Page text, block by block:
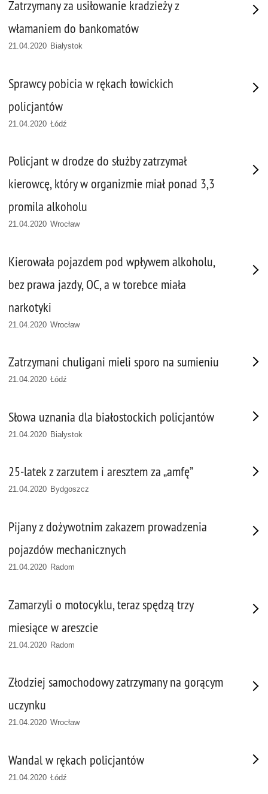
Zatrzymany za usiłowanie kradzieży z
włamaniem do bankomatów
21.04.2020 Białystok
Sprawcy pobicia w rękach łowickich
policjantów
21.04.2020 Łódź
Policjant w drodze do służby zatrzymał
kierowcę, który w organizmie miał ponad 3,3
promila alkoholu
21.04.2020 Wrocław
Kierowała pojazdem pod wpływem alkoholu,
bez prawa jazdy, OC, a w torebce miała
narkotyki
21.04.2020 Wrocław
Zatrzymani chuligani mieli sporo na sumieniu
21.04.2020 Łódź
Słowa uznania dla białostockich policjantów
21.04.2020 Białystok
25-latek z zarzutem i aresztem za „amfę”
21.04.2020 Bydgoszcz
Pijany z dożywotnim zakazem prowadzenia
pojazdów mechanicznych
21.04.2020 Radom
Zamarzyli o motocyklu, teraz spędzą trzy
miesiące w areszcie
21.04.2020 Radom
Złodziej samochodowy zatrzymany na gorącym
uczynku
21.04.2020 Wrocław
Wandal w rękach policjantów
21.04.2020 Łódź